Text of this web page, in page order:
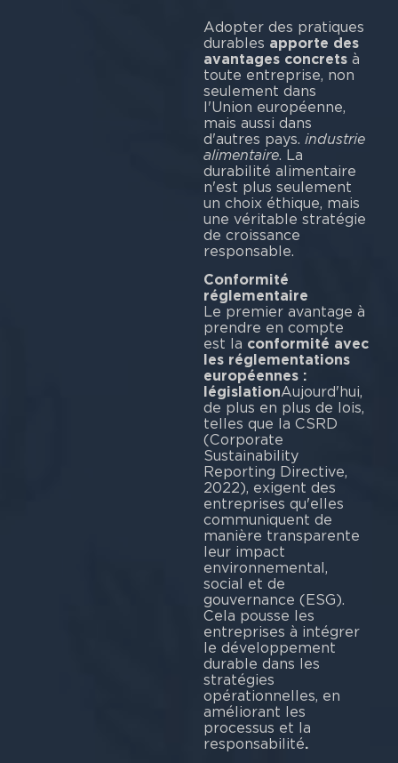
Adopter des pratiques
durables apporte des
avantages concretsà
toute entreprise, non
seulement dans
l'Union européenne,
mais aussi dans
d'autres pays. industrie
alimentaire. La
durabilité alimentaire
n'est plus seulement
un choix éthique, mais
une véritable stratégie
de croissance
Conformité
réglementaire
Le premier avantage à
prendre en compte
est la conformité avec
les réglementations
européennes :
législationAujourd'hui,
de plus en plus de lois,
telles que la CSRD
(Corporate
Sustainability
Reporting Directive,
2022), exigent des
entreprises qu'elles
communiquent de
manière transparente
leur impact
environnemental,
social et de
gouvernance (ESG).
Cela pousse les
entreprises à intégrer
le développement
durable dans les
stratégies
opérationnelles, en
améliorant les
processus et la
responsabilité.